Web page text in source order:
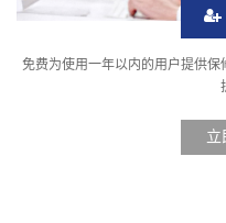
免费为使用一年以内的用户提供
立